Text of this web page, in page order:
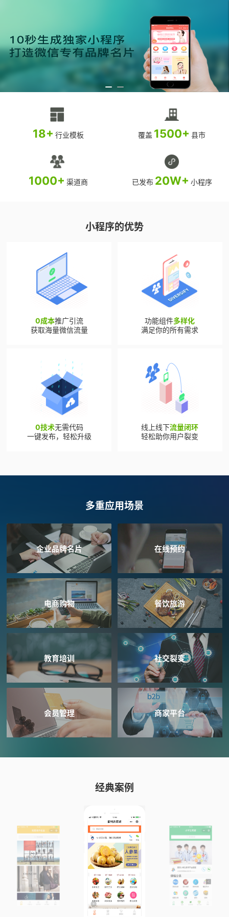
18+ 行业模板 覆盖 1500+ 县市
1000+ 渠道商 已发布 20W+ 小程序
小程序的优势
0成本推广引流
获取海量微信流量
功能组件多样化
满足你的所有需求
0技术无需代码
一键发布，轻松升级
线上线下流量闭环
轻松助你用户裂变
多重应用场景
企业品牌名片 在线预约
电商购物 餐饮旅游
教育培训 社交裂变
会员管理 商家平台
经典案例